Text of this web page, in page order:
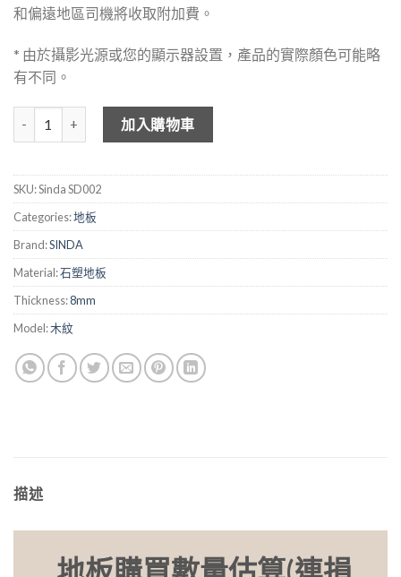
和偏遠地區司機將收取附加費。
* 由於攝影光源或您的顯示器設置，產品的實際顏色可能略
有不同。
SINDA 木紋石塑地板 SD002 數量
加入購物車
SKU:Sinda SD002
Categories:地板
Brand:SINDA
Material:石塑地板
Thickness:8mm
Model:木紋
描述